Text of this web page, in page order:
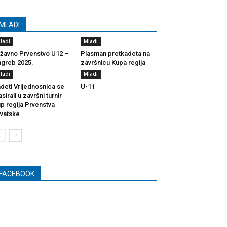
MLADI
Prvenstvo U12 –
2025.
Mladi
Plasman pretkadeta na
završnicu Kupa regija
Vrijednosnica se
u završni turnir
regija Prvenstva
Mladi
U-11
FACEBOOK